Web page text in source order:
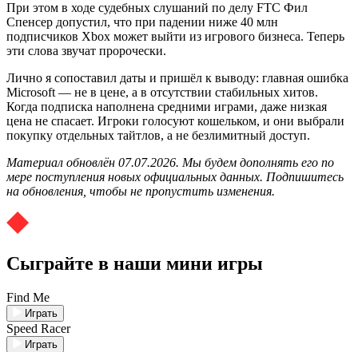
При этом в ходе судебных слушаний по делу FTC Фил
Спенсер допустил, что при падении ниже 40 млн
подписчиков Xbox может выйти из игрового бизнеса. Теперь
эти слова звучат пророчески.
Лично я сопоставил даты и пришёл к выводу: главная ошибка
Microsoft — не в цене, а в отсутствии стабильных хитов.
Когда подписка наполнена средними играми, даже низкая
цена не спасает. Игроки голосуют кошельком, и они выбрали
покупку отдельных тайтлов, а не безлимитный доступ.
Материал обновлён 07.07.2026. Мы будем дополнять его по
мере поступления новых официальных данных. Подпишитесь
на обновления, чтобы не пропустить изменения.
Сыграйте в наши мини игры
Find Me
Играть
Speed Racer
Играть